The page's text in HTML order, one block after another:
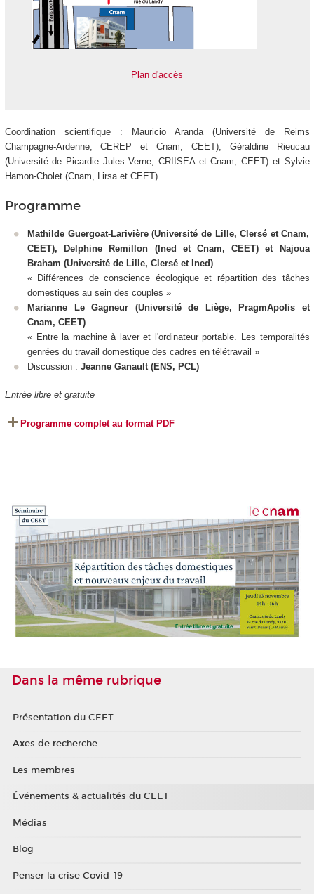
Plan d'accès
Coordination scientifique : Mauricio Aranda (Université de Reims
Champagne-Ardenne, CEREP et Cnam, CEET), Géraldine Rieucau
(Université de Picardie Jules Verne, CRIISEA et Cnam, CEET) et Sylvie
Hamon-Cholet (Cnam, Lirsa et CEET)
Programme
Mathilde Guergoat-Larivière (Université de Lille, Clersé et Cnam,
CEET), Delphine Remillon (Ined et Cnam, CEET) et Najoua
Braham (Université de Lille, Clersé et Ined)
« Différences de conscience écologique et répartition des tâches
domestiques au sein des couples »
Marianne Le Gagneur (Université de Liège, PragmApolis et
Cnam, CEET)
« Entre la machine à laver et l'ordinateur portable. Les temporalités
genrées du travail domestique des cadres en télétravail »
Discussion : Jeanne Ganault (ENS, PCL)
Entrée libre et gratuite
Programme complet au format PDF
Dans la même rubrique
Présentation du CEET
Axes de recherche
Les membres
Événements & actualités du CEET
Médias
Blog
Penser la crise Covid-19